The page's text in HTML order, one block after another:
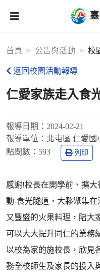
首頁 公告與活動 校
返回校園活動報導
仁愛家族走入食
報導日期： 2024-02-21
報導單位： 北屯區 仁愛國
點閱數： 593 列印
感謝!校長在開學前、擴
動-食光隧道，大夥聚集
又豐盛的火果料理，陪大
可以大大提升同仁的業務
以校為家的施校長，欣見
務全校師生及家長的投入